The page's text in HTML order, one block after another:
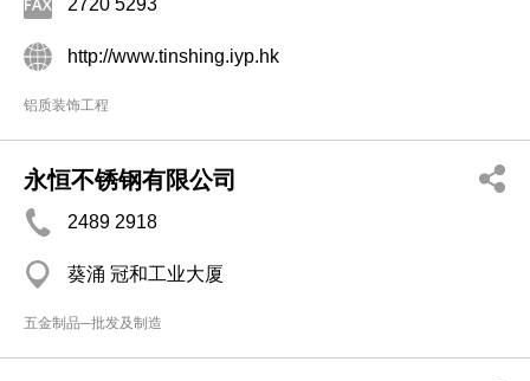
2720 5293
http://www.tinshing.iyp.hk
铝质装饰工程
永恒不锈钢有限公司
2489 2918
葵涌 冠和工业大厦
五金制品─批发及制造